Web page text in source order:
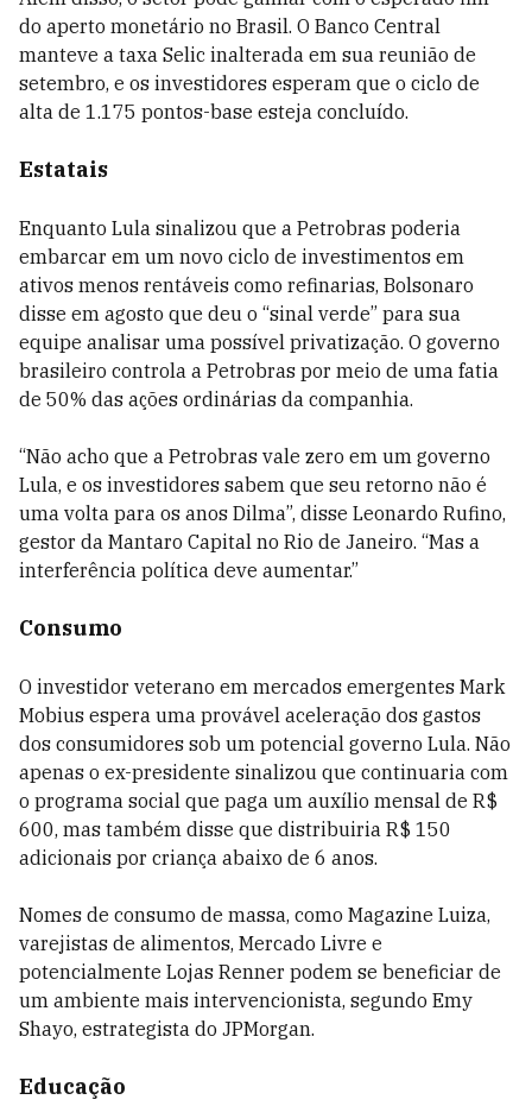
do aperto monetário no Brasil. O Banco Central
manteve a taxa Selic inalterada em sua reunião de
setembro, e os investidores esperam que o ciclo de
alta de 1.175 pontos-base esteja concluído.
Estatais
Enquanto Lula sinalizou que a Petrobras poderia
embarcar em um novo ciclo de investimentos em
ativos menos rentáveis como refinarias, Bolsonaro
disse em agosto que deu o “sinal verde” para sua
equipe analisar uma possível privatização. O governo
brasileiro controla a Petrobras por meio de uma fatia
de 50% das ações ordinárias da companhia.
“Não acho que a Petrobras vale zero em um governo
Lula, e os investidores sabem que seu retorno não é
uma volta para os anos Dilma”, disse Leonardo Rufino,
gestor da Mantaro Capital no Rio de Janeiro. “Mas a
interferência política deve aumentar.”
Consumo
O investidor veterano em mercados emergentes Mark
Mobius espera uma provável aceleração dos gastos
dos consumidores sob um potencial governo Lula. Não
apenas o ex-presidente sinalizou que continuaria com
o programa social que paga um auxílio mensal de R$
600, mas também disse que distribuiria R$ 150
adicionais por criança abaixo de 6 anos.
Nomes de consumo de massa, como Magazine Luiza,
varejistas de alimentos, Mercado Livre e
potencialmente Lojas Renner podem se beneficiar de
um ambiente mais intervencionista, segundo Emy
Shayo, estrategista do JPMorgan.
Educação